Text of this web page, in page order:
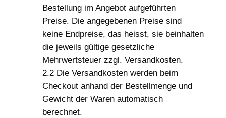
Bestellung im Angebot aufgeführten
Preise. Die angegebenen Preise sind
keine Endpreise, das heisst, sie beinhalten
die jeweils gültige gesetzliche
Mehrwertsteuer zzgl. Versandkosten.
2.2 Die Versandkosten werden beim
Checkout anhand der Bestellmenge und
Gewicht der Waren automatisch
berechnet.